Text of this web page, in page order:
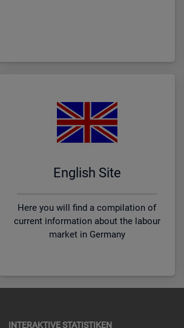
English Site
Here you will find a compilation of
current information about the labour
market in Germany
IN­TER­AK­TI­VE STA­TIS­TI­KEN